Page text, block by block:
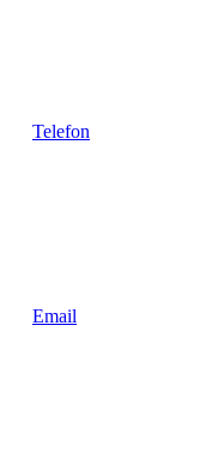
Telefon
Email